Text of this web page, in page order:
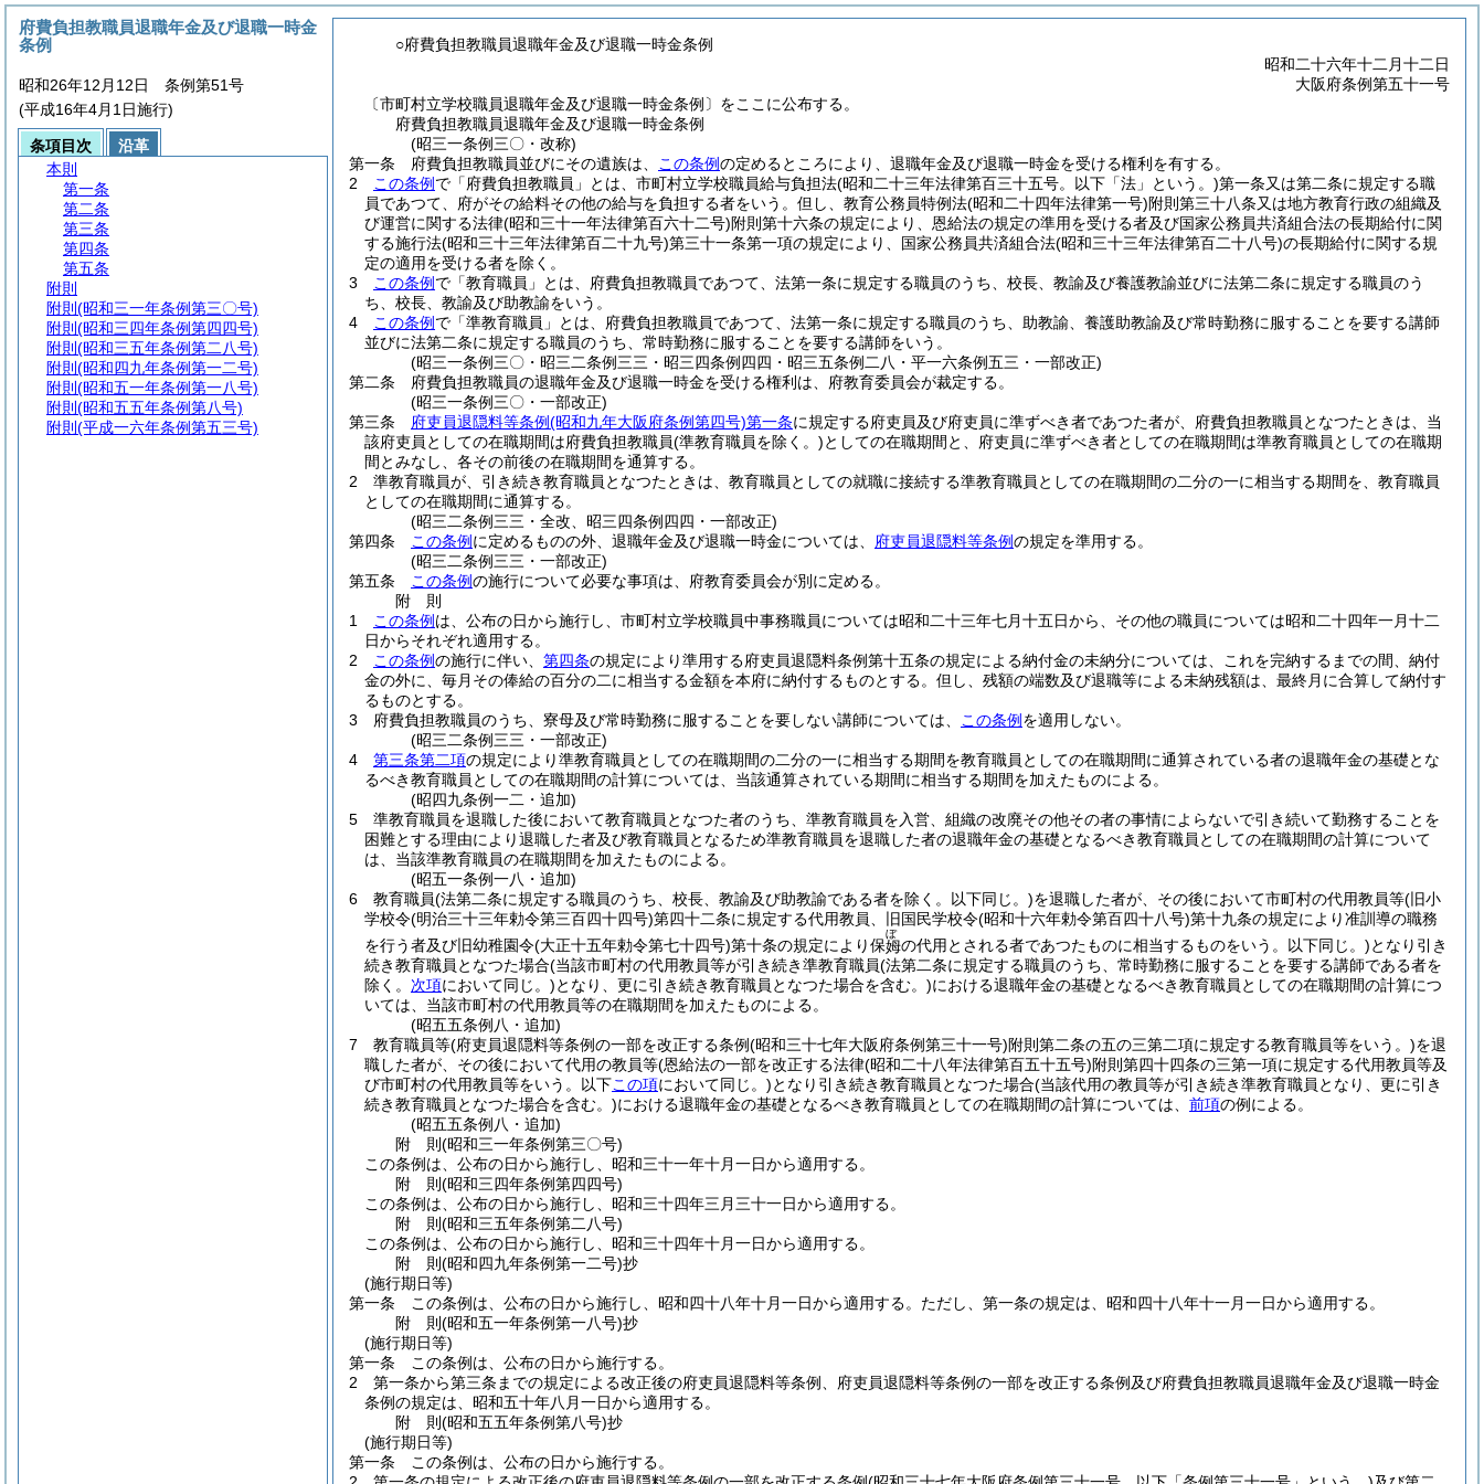
○府費負担教職員退職年金及び退職一時金条例
昭和二十六年十二月十二日
大阪府条例第五十一号
〔市町村立学校職員退職年金及び退職一時金条例〕をここに公布する。
府費負担教職員退職年金及び退職一時金条例
(昭三一条例三〇・改称)
第一条
府費負担教職員並びにその遺族は、 この条例の定めるところにより、退職年金及び退職一時金を受ける権利を有する。
2
この条例 で「府費負担教職員」とは、市町村立学校職員給与負担法(昭和二十三年法律第百三十五号。以下「法」という。)第一条又は第二条に規定する職
員であつて、府がその給料その他の給与を負担する者をいう。 但し、教育公務員特例法(昭和二十四年法律第一号)附則第三十八条又は地方教育行政の組織及
び運営に関する法律(昭和三十一年法律第百六十二号)附則第十六条の規定により、恩給法の規定の準用を受ける者及び国家公務員共済組合法の長期給付に関
する施行法(昭和三十三年法律第百二十九号)第三十一条第一項の規定により、国家公務員共済組合法(昭和三十三年法律第百二十八号)の長期給付に関する規
定の適用を受ける者を除く。
3
この条例 で「教育職員」とは、府費負担教職員であつて、法第一条に規定する職員のうち、校長、教諭及び養護教諭並びに法第二条に規定する職員のう
ち、校長、教諭及び助教諭をいう。
4
この条例 で「準教育職員」とは、府費負担教職員であつて、法第一条に規定する職員のうち、助教諭、養護助教諭及び常時勤務に服することを要する講師
並びに法第二条に規定する職員のうち、常時勤務に服することを要する講師をいう。
(昭三一条例三〇・昭三二条例三三・昭三四条例四四・昭三五条例二八・平一六条例五三・一部改正)
第二条
府費負担教職員の退職年金及び退職一時金を受ける権利は、府教育委員会が裁定する。
(昭三一条例三〇・一部改正)
第三条
府吏員退隠料等条例(昭和九年大阪府条例第四号)第一条に規定する府吏員及び府吏員に準ずべき者であつた者が、府費負担教職員となつたときは、当
該府吏員としての在職期間は府費負担教職員(準教育職員を除く。)としての在職期間と、府吏員に準ずべき者としての在職期間は準教育職員としての在職期
間とみなし、各その前後の在職期間を通算する。
2
準教育職員が、引き続き教育職員となつたときは、教育職員としての就職に接続する準教育職員としての在職期間の二分の一に相当する期間を、教育職員
としての在職期間に通算する。
(昭三二条例三三・全改、昭三四条例四四・一部改正)
第四条
この条例 に定めるものの外、退職年金及び退職一時金については、 府吏員退隠料等条例の規定を準用する。
(昭三二条例三三・一部改正)
第五条
この条例の施行について必要な事項は、府教育委員会が別に定める。
附 則
1
この条例 は、公布の日から施行し、市町村立学校職員中事務職員については昭和二十三年七月十五日から、その他の職員については昭和二十四年一月十二
日からそれぞれ適用する。
2
この条例の施行に伴い、 第四条の規定により準用する府吏員退隠料条例第十五条の規定による納付金の未納分については、これを完納するまでの間、納付
金の外に、毎月その俸給の百分の二に相当する金額を本府に納付するものとする。 但し、残額の端数及び退職等による未納残額は、最終月に合算して納付す
るものとする。
3
府費負担教職員のうち、寮母及び常時勤務に服することを要しない講師については、 この条例 を適用しない。
(昭三二条例三三・一部改正)
4
第三条第二項の規定により準教育職員としての在職期間の二分の一に相当する期間を教育職員としての在職期間に通算されている者の退職年金の基礎とな
るべき教育職員としての在職期間の計算については、当該通算されている期間に相当する期間を加えたものによる。
(昭四九条例一二・追加)
5
準教育職員を退職した後において教育職員となつた者のうち、準教育職員を入営、組織の改廃その他その者の事情によらないで引き続いて勤務することを
困難とする理由により退職した者及び教育職員となるため準教育職員を退職した者の退職年金の基礎となるべき教育職員としての在職期間の計算について
は、当該準教育職員の在職期間を加えたものによる。
(昭五一条例一八・追加)
6
教育職員(法第二条に規定する職員のうち、校長、教諭及び助教諭である者を除く。以下同じ。)を退職した者が、その後において市町村の代用教員等(旧小
学校令(明治三十三年勅令第三百四十四号)第四十二条に規定する代用教員、旧国民学校令(昭和十六年勅令第百四十八号)第十九条の規定により准訓導の職務
を行う者及び旧幼稚園令(大正十五年勅令第七十四号)第十条の規定により保姆
ぼ
の代用とされる者であつたものに相当するものをいう。以下同じ。)となり引き
続き教育職員となつた場合(当該市町村の代用教員等が引き続き準教育職員(法第二条に規定する職員のうち、常時勤務に服することを要する講師である者を
除く。 次項において同じ。)となり、更に引き続き教育職員となつた場合を含む。)における退職年金の基礎となるべき教育職員としての在職期間の計算につ
いては、当該市町村の代用教員等の在職期間を加えたものによる。
(昭五五条例八・追加)
7
教育職員等(府吏員退隠料等条例の一部を改正する条例(昭和三十七年大阪府条例第三十一号)附則第二条の五の三第二項に規定する教育職員等をいう。)を退
職した者が、その後において代用の教員等(恩給法の一部を改正する法律(昭和二十八年法律第百五十五号)附則第四十四条の三第一項に規定する代用教員等及
び市町村の代用教員等をいう。以下この項において同じ。)となり引き続き教育職員となつた場合(当該代用の教員等が引き続き準教育職員となり、更に引き
続き教育職員となつた場合を含む。)における退職年金の基礎となるべき教育職員としての在職期間の計算については、 前項の例による。
(昭五五条例八・追加)
附 則(昭和三一年条例第三〇号)
この条例は、公布の日から施行し、昭和三十一年十月一日から適用する。
附 則(昭和三四年条例第四四号)
この条例は、公布の日から施行し、昭和三十四年三月三十一日から適用する。
附 則(昭和三五年条例第二八号)
この条例は、公布の日から施行し、昭和三十四年十月一日から適用する。
附 則(昭和四九年条例第一二号)抄
(施行期日等)
第一条
この条例は、公布の日から施行し、昭和四十八年十月一日から適用する。 ただし、第一条の規定は、昭和四十八年十一月一日から適用する。
附 則(昭和五一年条例第一八号)抄
(施行期日等)
第一条
この条例は、公布の日から施行する。
2
第一条から第三条までの規定による改正後の府吏員退隠料等条例、府吏員退隠料等条例の一部を改正する条例及び府費負担教職員退職年金及び退職一時金
条例の規定は、昭和五十年八月一日から適用する。
附 則(昭和五五年条例第八号)抄
(施行期日等)
第一条
この条例は、公布の日から施行する。
府費負担教職員退職年金及び退職一時金
条例
昭和26年12月12日 条例第51号
(平成16年4月1日施行)
条項目次
沿革
本則
第一条
第二条
第三条
第四条
第五条
附則
附則 (昭和三一年条例第三〇号)
附則 (昭和三四年条例第四四号)
附則 (昭和三五年条例第二八号)
附則 (昭和四九年条例第一二号)
附則 (昭和五一年条例第一八号)
附則 (昭和五五年条例第八号)
附則 (平成一六年条例第五三号)